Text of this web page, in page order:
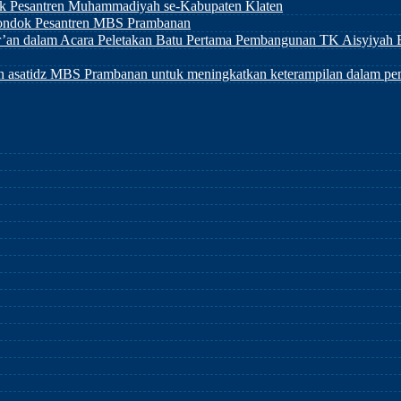
Muhammadiyah se-Kabupaten Klaten
Pesantren MBS Prambanan
dalam Acara Peletakan Batu Pertama Pembangunan TK
MBS Prambanan untuk meningkatkan keterampilan dalam